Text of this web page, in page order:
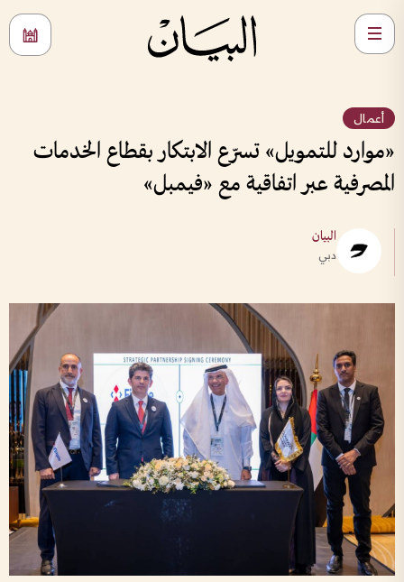
أعمال
«موارد للتمويل» تسرّع الابتكار بقطاع الخدمات
المصرفية عبر اتفاقية مع «فيمبل»
البيان
دبي